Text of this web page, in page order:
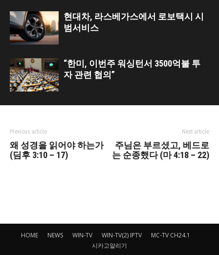
현대차, 라스베가스에서 로보택시 시
범서비스
“한미, 이번주 워싱턴서 3500억불 투
자 관련 협의”
Previous article
왜 성경을 읽어야 하는가
(딤후 3:10 – 17)
Next article
주님은 부르셨고, 베드로
는 순종했다 (마 4:18 – 22)
HOME NEWS WIN-TV WIN-TV(2) IPTV
MC-TV CH24.1
시카고알리기